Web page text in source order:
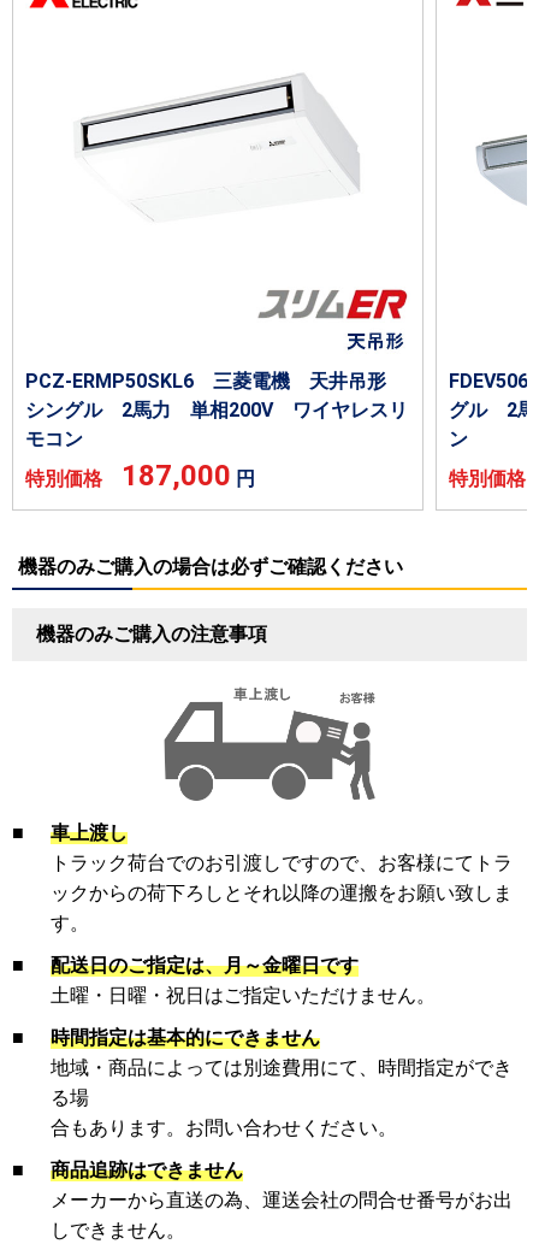
PCZ-ERMP50SKL6 三菱電機 天井吊形
シングル 2馬力 単相200V ワイヤレスリ
モコン
特別価格
187,000 円
グル 2馬
ン
特別価
機器のみご購入の場合は必ずご確認ください
機器のみご購入の注意事項
■
車上渡し
トラック荷台でのお引渡しですので、お客様にてトラ
ックからの荷下ろしとそれ以降の運搬をお願い致しま
す。
■
配送日のご指定は、月～金曜日です
土曜・日曜・祝日はご指定いただけません。
■
時間指定は基本的にできません
地域・商品によっては別途費用にて、時間指定ができ
る場
合もあります。お問い合わせください。
■
商品追跡はできません
メーカーから直送の為、運送会社の問合せ番号がお出
しできません。